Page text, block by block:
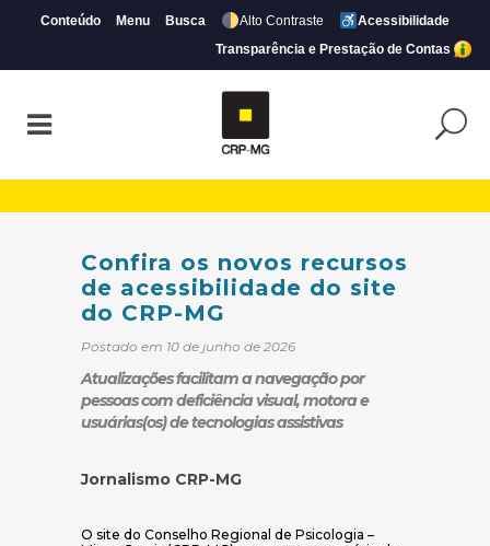
Conteúdo Menu Busca Alto Contraste
Acessibilidade
Transparência e Prestação de Contas
Confira os novos recursos
de acessibilidade do site
do CRP-MG
Postado em 10 de junho de 2026
Atualizações facilitam a navegação por
pessoas com deficiência visual, motora e
usuárias(os) de tecnologias assistivas
Jornalismo CRP-MG
O site do Conselho Regional de Psicologia –